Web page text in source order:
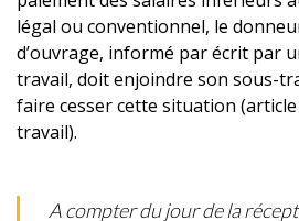
légal ou conventionnel, le
d’ouvrage, informé par écrit par
travail, doit enjoindre son sous-
faire cesser cette situation (article
travail).
A compter du jour de la